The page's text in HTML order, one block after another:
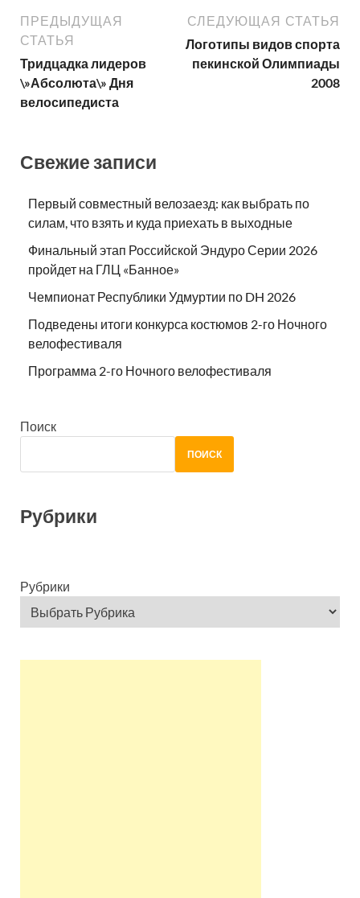
ПРЕДЫДУЩАЯ
СТАТЬЯ
Тридцадка лидеров
\»Абсолюта\» Дня
велосипедиста
СЛЕДУЮЩАЯ СТАТЬЯ
Логотипы видов спорта
пекинской Олимпиады
2008
Свежие записи
Первый совместный велозаезд: как выбрать по
силам, что взять и куда приехать в выходные
Финальный этап Российской Эндуро Серии 2026
пройдет на ГЛЦ «Банное»
Чемпионат Республики Удмуртии по DH 2026
Подведены итоги конкурса костюмов 2-го Ночного
велофестиваля
Программа 2-го Ночного велофестиваля
Поиск
ПОИСК
Рубрики
Рубрики